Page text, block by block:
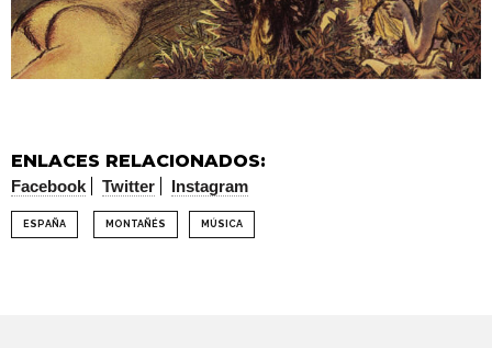
ENLACES RELACIONADOS:
Facebook Twitter Instagram
ESPAÑA MONTAÑÉS MÚSICA